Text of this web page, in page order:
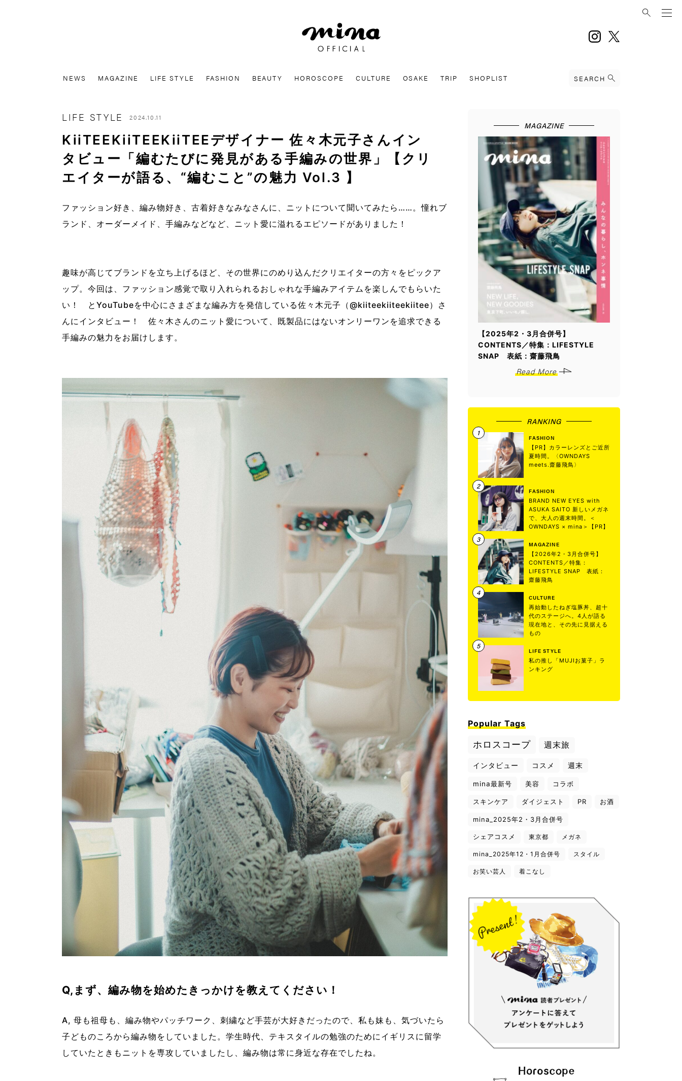
instagram
NEWS MAGAZINE LIFE STYLE FASHION BEAUTY HOROSCOPE CULTURE OSAKE TRIP SHOPLIST SEARCH
LIFE STYLE 2024.10.11
KiiTEEKiiTEEKiiTEEデザイナー 佐々木元子さんイン
タビュー「編むたびに発見がある手編みの世界」【クリ
エイターが語る、“編むこと”の魅力 Vol.3 】
ファッション好き、編み物好き、古着好きなみなさんに、ニットについて聞いてみたら……。憧れブ
ランド、オーダーメイド、手編みなどなど、ニット愛に溢れるエピソードがありました！
趣味が高じてブランドを立ち上げるほど、その世界にのめり込んだクリエイターの方々をピックア
ップ。今回は、ファッション感覚で取り入れられるおしゃれな手編みアイテムを楽しんでもらいた
い！ とYouTubeを中心にさまざまな編み方を発信している佐々木元子（@kiiteekiiteekiitee）さ
んにインタビュー！ 佐々木さんのニット愛について、既製品にはないオンリーワンを追求できる
手編みの魅力をお届けします。
Q,まず、編み物を始めたきっかけを教えてください！
A, 母も祖母も、編み物やパッチワーク、刺繍など手芸が大好きだったので、私も妹も、気づいたら
子どものころから編み物をしていました。学生時代、テキスタイルの勉強のためにイギリスに留学
していたときもニットを専攻していましたし、編み物は常に身近な存在でしたね。
MAGAZINE
【2025年2・3月合併号】
CONTENTS／特集：LIFESTYLE
SNAP 表紙：齋藤飛鳥
Read More
RANKING
FASHION
【PR】カラーレンズとご近所
夏時間。〈OWNDAYS
meets.齋藤飛鳥〉
FASHION
BRAND NEW EYES with
ASUKA SAITO 新しいメガネ
で、大人の週末時間。＜
OWNDAYS × mina＞【PR】
MAGAZINE
【2026年2・3月合併号】
CONTENTS／特集：
LIFESTYLE SNAP 表紙：
齋藤飛鳥
CULTURE
再始動したねぎ塩豚丼、超十
代のステージへ。4人が語る
現在地と、その先に見据える
もの
LIFE STYLE
私の推し「MUJIお菓子」ラ
ンキング
Popular Tags
ホロスコープ 週末旅
インタビュー コスメ 週末
mina最新号 美容 コラボ
スキンケア ダイジェスト PR お酒
mina_2025年2・3月合併号
シェアコスメ 東京都 メガネ
mina_2025年12・1月合併号 スタイル
お笑い芸人 着こなし